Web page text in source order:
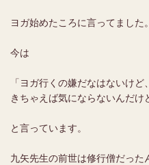
ヨガ始めたころに言ってました。
今は
「ヨガ行くの嫌だなはないけ
きちゃえば気にならないんだけ
と言っています。
九矢先生の前世は修行僧だった